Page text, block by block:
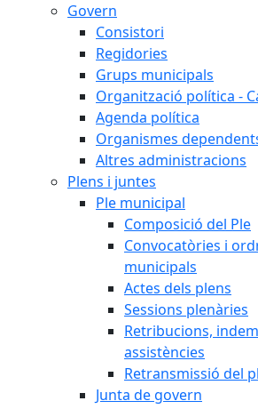
Govern
Consistori
Regidories
Grups municipals
Organització política -
Agenda política
Organismes
Altres administracions
Plens i juntes
Ple municipal
Composició del Ple
Convocatòries i
municipals
Actes dels plens
Sessions plenàries
Retribucions,
assistències
Retransmissió del
Junta de govern